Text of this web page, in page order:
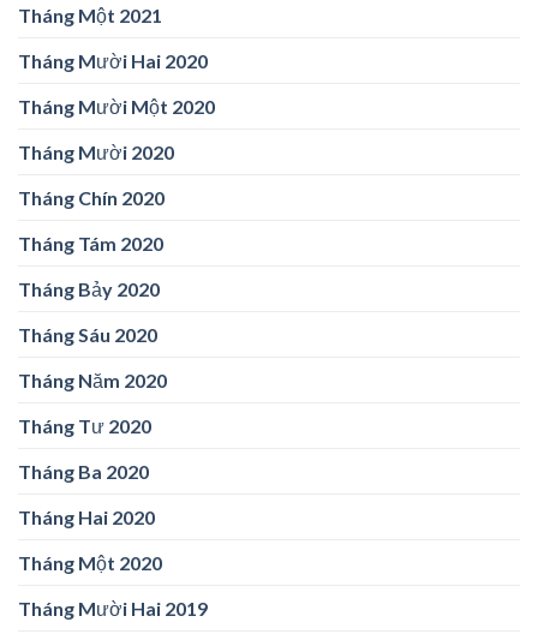
Tháng Một 2021
Tháng Mười Hai 2020
Tháng Mười Một 2020
Tháng Mười 2020
Tháng Chín 2020
Tháng Tám 2020
Tháng Bảy 2020
Tháng Sáu 2020
Tháng Năm 2020
Tháng Tư 2020
Tháng Ba 2020
Tháng Hai 2020
Tháng Một 2020
Tháng Mười Hai 2019